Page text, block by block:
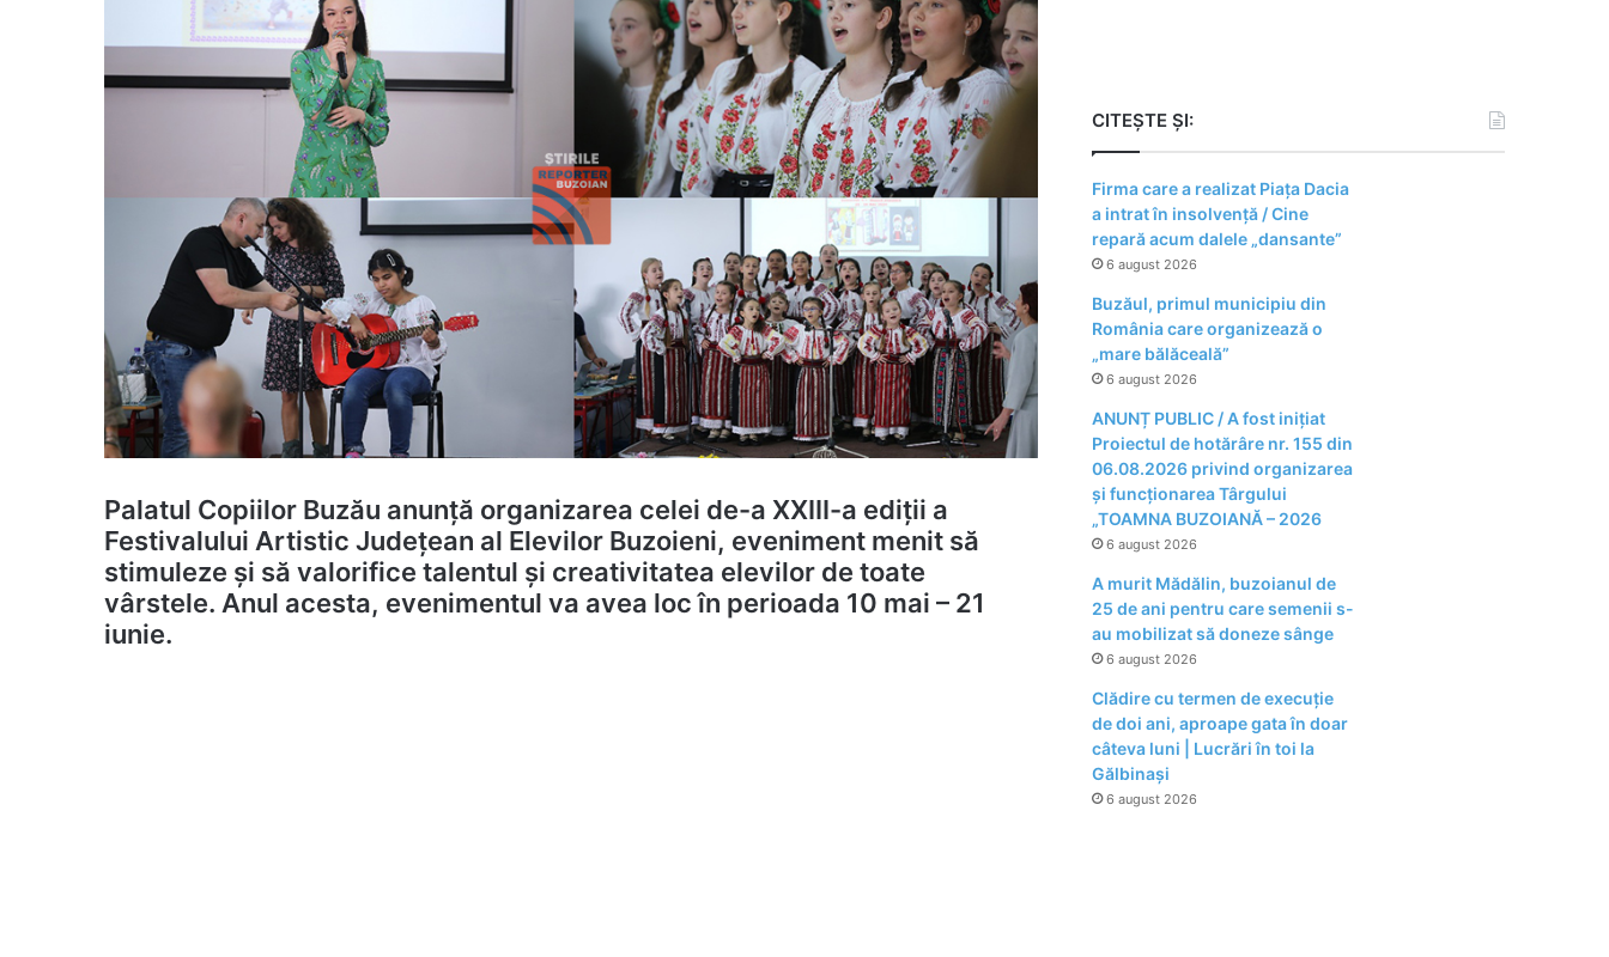
Palatul Copiilor Buzău anunță organizarea celei de-a XXIII-a ediții a
Festivalului Artistic Județean al Elevilor Buzoieni, eveniment menit să
stimuleze și să valorifice talentul și creativitatea elevilor de toate
vârstele. Anul acesta, evenimentul va avea loc în perioada 10 mai – 21
iunie.
CITEȘTE ȘI:
Firma care a realizat Piața Dacia
a intrat în insolvență / Cine
repară acum dalele „dansante”
6 august 2026
Buzăul, primul municipiu din
România care organizează o
„mare bălăceală”
6 august 2026
ANUNȚ PUBLIC / A fost inițiat
Proiectul de hotărâre nr. 155 din
06.08.2026 privind organizarea
şi funcţionarea Târgului
„TOAMNA BUZOIANĂ – 2026
6 august 2026
A murit Mădălin, buzoianul de
25 de ani pentru care semenii s-
au mobilizat să doneze sânge
6 august 2026
Clădire cu termen de execuție
de doi ani, aproape gata în doar
câteva luni | Lucrări în toi la
Gălbinași
6 august 2026